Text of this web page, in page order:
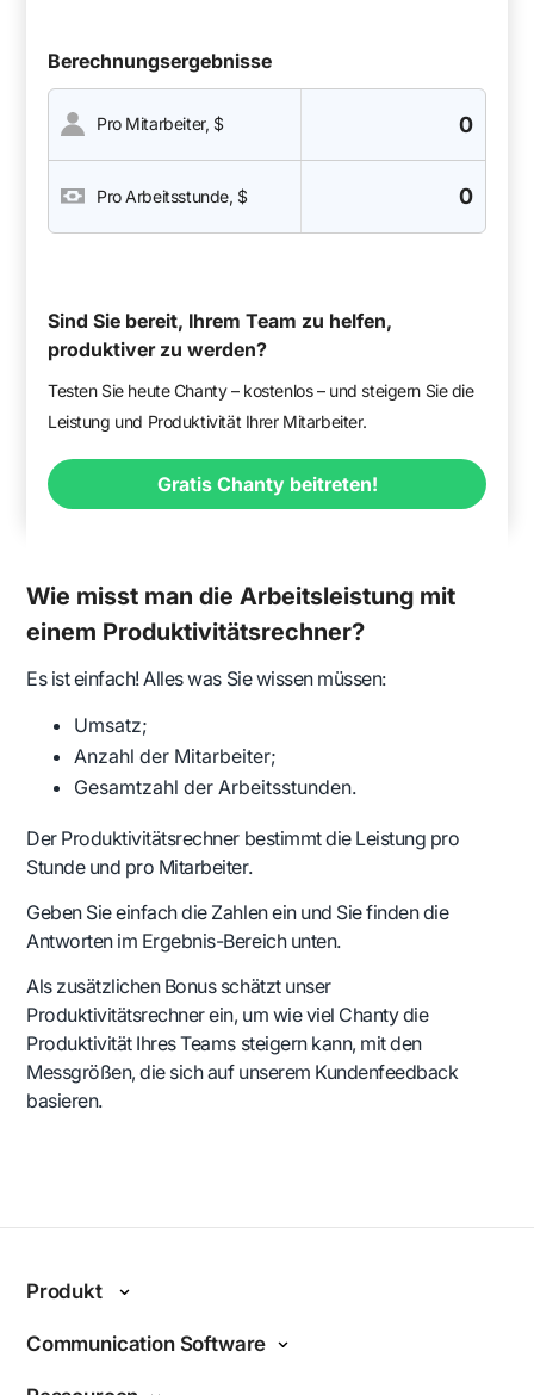
Wie misst man die Arbeitsleistung mit
einem Produktivitätsrechner?
Es ist einfach! Alles was Sie wissen müssen:
Umsatz;
Anzahl der Mitarbeiter;
Gesamtzahl der Arbeitsstunden.
Der Produktivitätsrechner bestimmt die Leistung pro
Stunde und pro Mitarbeiter.
Geben Sie einfach die Zahlen ein und Sie finden die
Antworten im Ergebnis-Bereich unten.
Als zusätzlichen Bonus schätzt unser
Produktivitätsrechner ein, um wie viel Chanty die
Produktivität Ihres Teams steigern kann, mit den
Messgrößen, die sich auf unserem Kundenfeedback
basieren.
Berechnungsergebnisse
Pro Mitarbeiter, $ 0
Pro Arbeitsstunde, $ 0
Sind Sie bereit, Ihrem Team zu helfen,
produktiver zu werden?
Testen Sie heute Chanty – kostenlos – und steigern Sie die
Leistung und Produktivität Ihrer Mitarbeiter.
Gratis Chanty beitreten!
Produkt
Funktionen
Warum Chanty?
Communication Software